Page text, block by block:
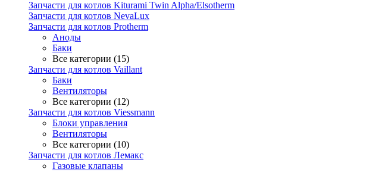
Запчасти для котлов Kiturami Twin Alpha/Elsotherm
Запчасти для котлов NevaLux
Запчасти для котлов Protherm
Аноды
Баки
Все категории (15)
Запчасти для котлов Vaillant
Баки
Вентиляторы
Все категории (12)
Запчасти для котлов Viessmann
Блоки управления
Вентиляторы
Все категории (10)
Запчасти для котлов Лемакс
Газовые клапаны